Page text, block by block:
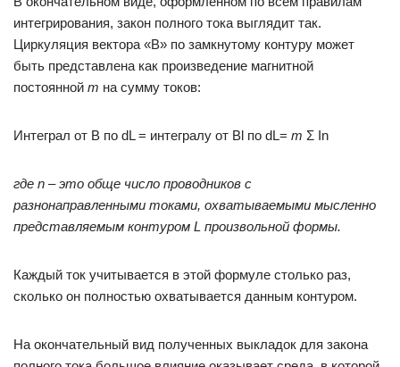
интегрирования, закон полного тока выглядит так.
Циркуляция вектора «В» по замкнутому контуру может
быть представлена как произведение магнитной
постоянной m на сумму токов:
Интеграл от B по dL = интегралу от Bl по dL= m Σ In
где n – это обще число проводников с
разнонаправленными токами, охватываемыми мысленно
представляемым контуром L произвольной формы.
Каждый ток учитывается в этой формуле столько раз,
сколько он полностью охватывается данным контуром.
На окончательный вид полученных выкладок для закона